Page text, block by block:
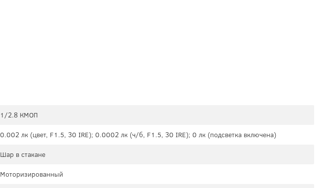
1/2.8 КМОП
0.002 лк (цвет, F1.5, 30 IRE); 0.0002 лк (ч/б, F1.5, 30 IRE); 0 лк (подсветка включена)
Шар в стакане
Моторизированный